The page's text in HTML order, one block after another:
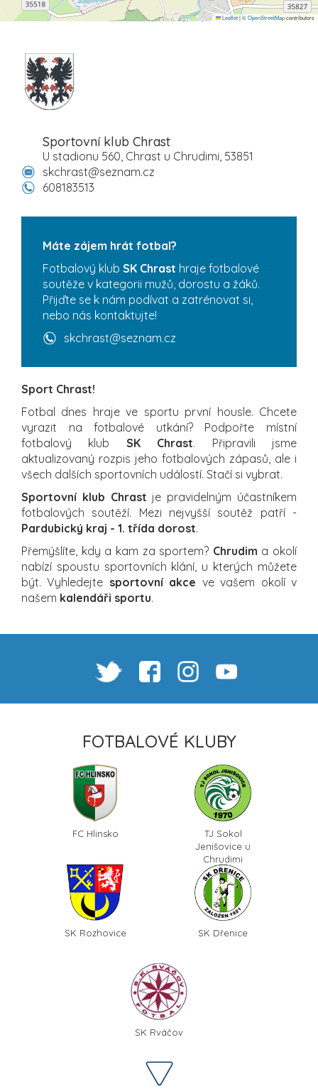
Leaflet|©OpenStreetMapcontributors
Sportovní klub Chrast
U stadionu 560, Chrast u Chrudimi, 53851
skchrast@seznam.cz
608183513
Máte zájem hrát fotbal?
Fotbalový klub SK Chrast hraje fotbalové
soutěže v kategorii mužů, dorostu a žáků.
Přijďte se k nám podívat a zatrénovat si,
nebo nás kontaktujte!
skchrast@seznam.cz
Sport Chrast!
Fotbal dnes hraje ve sportu první housle. Chcete
vyrazit na fotbalové utkání? Podpořte místní
fotbalový klub SK Chrast. Připravili jsme
aktualizovaný rozpis jeho fotbalových zápasů, ale i
všech dalších sportovních událostí. Stačí si vybrat.
Sportovní klub Chrast je pravidelným účastníkem
fotbalových soutěží. Mezi nejvyšší soutěž patří -
Pardubický kraj - 1. třída dorost.
Přemýšlíte, kdy a kam za sportem? Chrudim a okolí
nabízí spoustu sportovních klání, u kterých můžete
být. Vyhledejte sportovní akce ve vašem okolí v
našem kalendáři sportu.
FOTBALOVÉ KLUBY
FC Hlinsko
TJ Sokol
Jenišovice u
Chrudimi
SK Rozhovice SK Dřenice
SK Rváčov